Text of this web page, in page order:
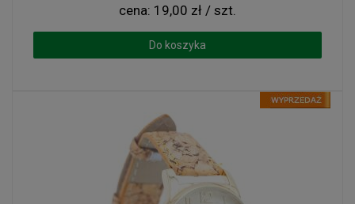
cena: 19,00 zł / szt.
Do koszyka